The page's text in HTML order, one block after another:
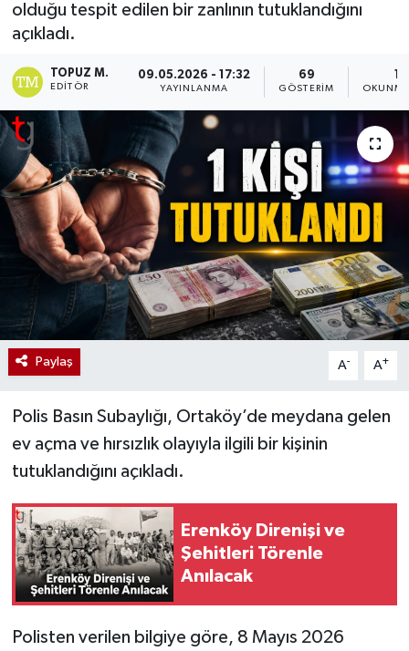
olduğu tespit edilen bir zanlının tutuklandığını
açıkladı.
TOPUZ M.
EDITÖR
09.05.2026 - 17:32
YAYINLANMA
69
GÖSTERIM
Paylaş A- A+
Polis Basın Subaylığı, Ortaköy’de meydana gelen
ev açma ve hırsızlık olayıyla ilgili bir kişinin
tutuklandığını açıkladı.
Erenköy Direnişi ve
Şehitleri Törenle
Anılacak
Polisten verilen bilgiye göre, 8 Mayıs 2026